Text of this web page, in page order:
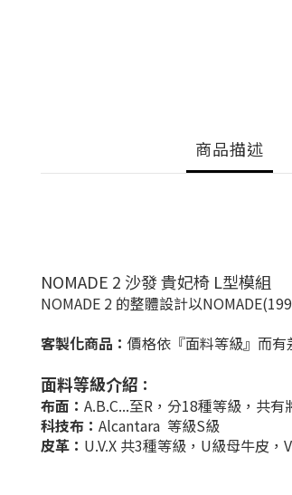
商品描述
NOMADE 2 沙發 貴妃椅 L型模組
NOMADE 2 的整體設計以
客製化商品： 價格依『面料等級』而有
面料等級介紹 ：
布面： A.B.C...至R ， 分18種等級，共有
科技布： Alcantara 等級S級
皮革： U.V.X 共3種等級， U級母牛皮，